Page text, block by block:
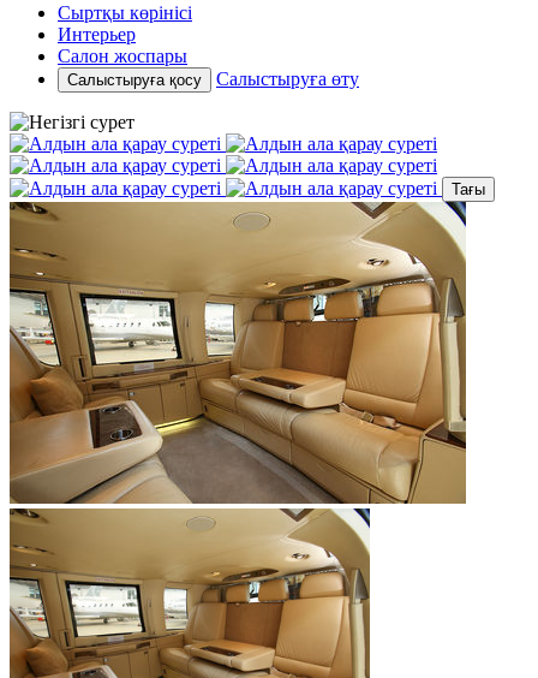
Сыртқы көрінісі
Интерьер
Салон жоспары
Салыстыруға қосу Салыстыруға өту
Тағы